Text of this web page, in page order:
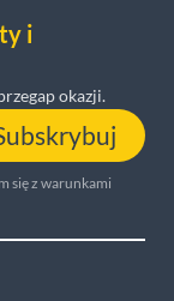
i
okazji.
się z warunkami